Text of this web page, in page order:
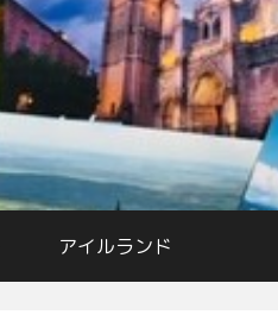
アイルランド